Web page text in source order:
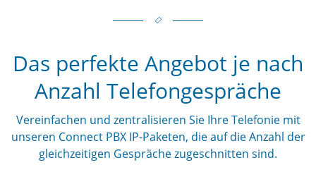
Das perfekte Angebot je nach
Anzahl Telefongespräche
Vereinfachen und zentralisieren Sie Ihre Telefonie mit
unseren Connect PBX IP-Paketen, die auf die Anzahl der
gleichzeitigen Gespräche zugeschnitten sind.